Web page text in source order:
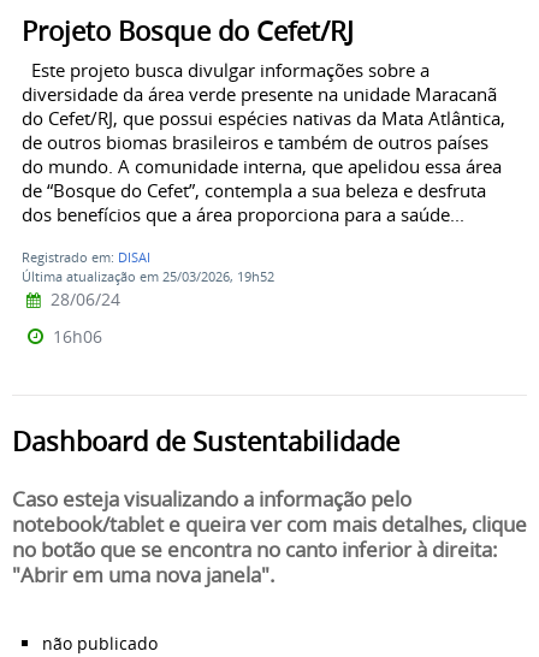
Projeto Bosque do Cefet/RJ
Este projeto busca divulgar informações sobre a
diversidade da área verde presente na unidade Maracanã
do Cefet/RJ, que possui espécies nativas da Mata Atlântica,
de outros biomas brasileiros e também de outros países
do mundo. A comunidade interna, que apelidou essa área
de “Bosque do Cefet”, contempla a sua beleza e desfruta
dos benefícios que a área proporciona para a saúde...
Registrado em: DISAI
Última atualização em 25/03/2026, 19h52
28/06/24
16h06
Dashboard de Sustentabilidade
Caso esteja visualizando a informação pelo
notebook/tablet e queira ver com mais detalhes, clique
no botão que se encontra no canto inferior à direita:
"Abrir em uma nova janela".
não publicado